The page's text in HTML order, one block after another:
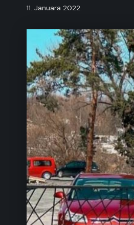
11. Januara 2022.